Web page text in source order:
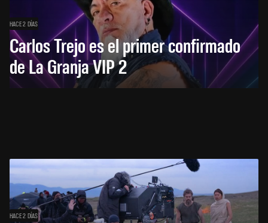
HACE 2 DÍAS
Carlos Trejo es el primer confirmado
de La Granja VIP 2
HACE 2 DÍAS